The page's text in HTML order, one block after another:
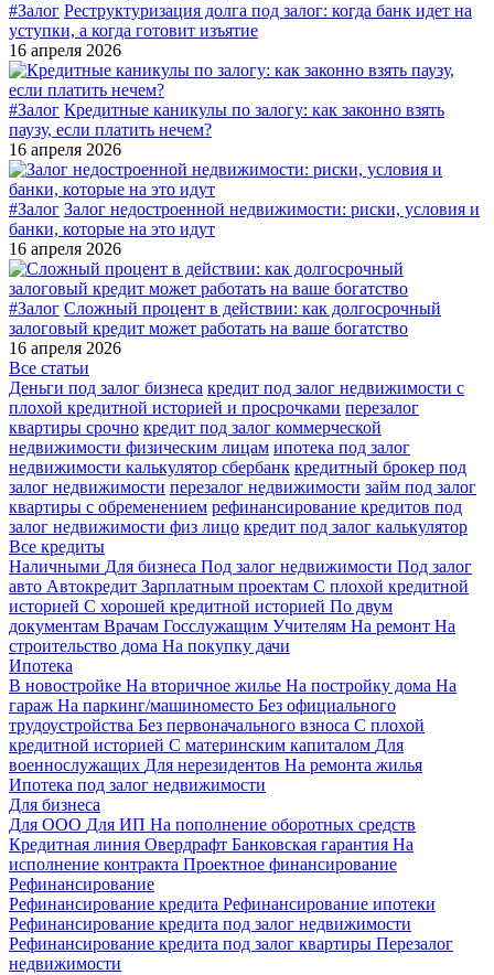
#Залог Реструктуризация долга под залог: когда банк идет на
уступки, а когда готовит изъятие
16 апреля 2026
#Залог Кредитные каникулы по залогу: как законно взять
паузу, если платить нечем?
16 апреля 2026
#Залог Залог недостроенной недвижимости: риски, условия и
банки, которые на это идут
16 апреля 2026
#Залог Сложный процент в действии: как долгосрочный
залоговый кредит может работать на ваше богатство
16 апреля 2026
Все статьи
Деньги под залог бизнеса кредит под залог недвижимости с
плохой кредитной историей и просрочками перезалог
квартиры срочно кредит под залог коммерческой
недвижимости физическим лицам ипотека под залог
недвижимости калькулятор сбербанк кредитный брокер под
залог недвижимости перезалог недвижимости займ под залог
квартиры с обременением рефинансирование кредитов под
залог недвижимости физ лицо кредит под залог калькулятор
Все кредиты
Наличными Для бизнеса Под залог недвижимости Под залог
авто Автокредит Зарплатным проектам С плохой кредитной
историей С хорошей кредитной историей По двум
документам Врачам Госслужащим Учителям На ремонт На
строительство дома На покупку дачи
Ипотека
В новостройке На вторичное жилье На постройку дома На
гараж На паркинг/машиноместо Без официального
трудоустройства Без первоначального взноса С плохой
кредитной историей С материнским капиталом Для
военнослужащих Для нерезидентов На ремонта жилья
Ипотека под залог недвижимости
Для бизнеса
Для ООО Для ИП На пополнение оборотных средств
Кредитная линия Овердрафт Банковская гарантия На
исполнение контракта Проектное финансирование
Рефинансирование
Рефинансирование кредита Рефинансирование ипотеки
Рефинансирование кредита под залог недвижимости
Рефинансирование кредита под залог квартиры Перезалог
недвижимости